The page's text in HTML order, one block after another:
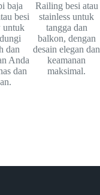
baja
besi
untuk
dan
Anda
dan
Railing besi atau
stainless untuk
tangga dan
balkon, dengan
desain elegan dan
keamanan
maksimal.